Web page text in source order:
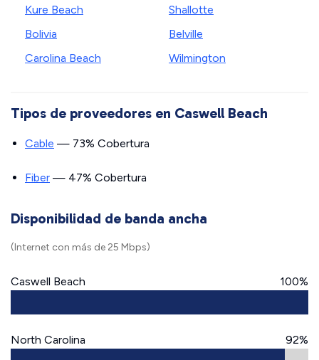
Kure Beach
Bolivia
Carolina Beach
Shallotte
Belville
Wilmington
Tipos de proveedores en Caswell Beach
Cable — 73% Cobertura
Fiber — 47% Cobertura
Disponibilidad de banda ancha
(Internet con más de 25 Mbps)
Caswell Beach 100%
North Carolina 92%